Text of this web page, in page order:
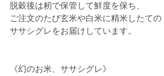
脱穀後は籾で保管して鮮度を保ち、
ご注文のたび玄米や白米に精米したての
ササシグレをお届けしています。
《幻のお米、ササシグレ》